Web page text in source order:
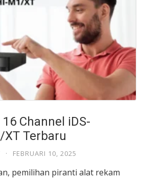
Channel iDS-
XT Terbaru
· FEBRUARI 10, 2025
pemilihan piranti alat rekam